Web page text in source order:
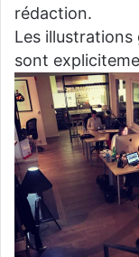
rédaction.
Les illustrations
sont